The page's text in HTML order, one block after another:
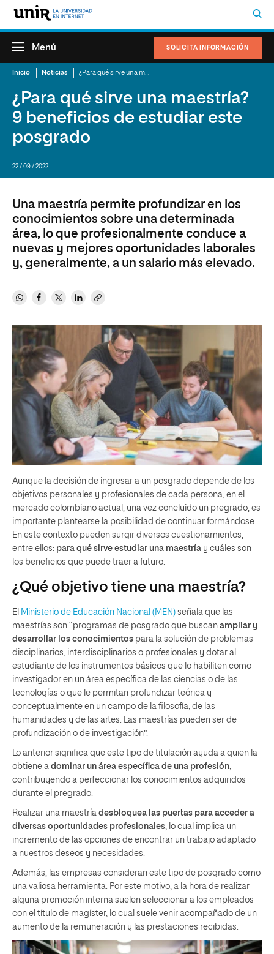
SOLICITA INFORMACIÓN
Menú
Inicio Noticias
¿Para qué sirve una maestría?
9 beneficios de estudiar este
posgrado
22 / 09 / 2022
Una maestría permite profundizar en los
conocimientos sobre una determinada
área, lo que profesionalmente conduce a
nuevas y mejores oportunidades laborales
y, generalmente, a un salario más elevado.
Aunque la decisión de ingresar a un posgrado depende de los
objetivos personales y profesionales de cada persona, en el
mercado colombiano actual, una vez concluido un pregrado, es
importante plantearse la posibilidad de continuar formándose.
En este contexto pueden surgir diversos cuestionamientos,
entre ellos: para qué sirve estudiar una maestría y cuáles son
los beneficios que puede traer a futuro.
¿Qué objetivo tiene una maestría?
El Ministerio de Educación Nacional (MEN) señala que las
maestrías son “programas de posgrado que buscan ampliar y
desarrollar los conocimientos para la solución de problemas
disciplinarios, interdisciplinarios o profesionales y dotar al
estudiante de los instrumentos básicos que lo habiliten como
investigador en un área específica de las ciencias o de las
tecnologías o que le permitan profundizar teórica y
conceptualmente en un campo de la filosofía, de las
humanidades y de las artes. Las maestrías pueden ser de
profundización o de investigación”.
Lo anterior significa que este tipo de titulación ayuda a quien la
obtiene a dominar un área específica de una profesión
contribuyendo a perfeccionar los conocimientos adquiridos
durante el pregrado.
Realizar una maestría desbloquea las puertas para acceder a
diversas oportunidades profesionales , lo cual implica un
incremento de las opciones de encontrar un trabajo adaptado
a nuestros deseos y necesidades.
Además, las empresas consideran este tipo de posgrado como
una valiosa herramienta. Por este motivo, a la hora de realizar
alguna promoción interna suelen seleccionar a los empleados
con el título de magíster, lo cual suele venir acompañado de un
aumento de la remuneración y las prestaciones recibidas.